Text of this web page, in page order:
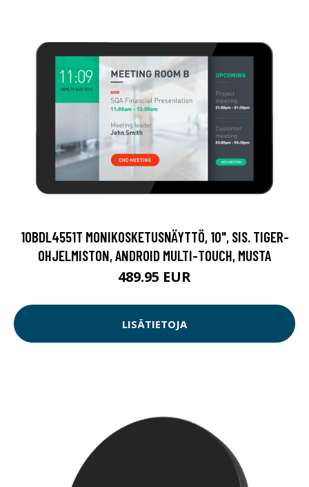
10BDL4551T MONIKOSKETUSNÄYTTÖ, 10", SIS. TIGER-
OHJELMISTON, ANDROID MULTI-TOUCH, MUSTA
489.95 EUR
LISÄTIETOJA